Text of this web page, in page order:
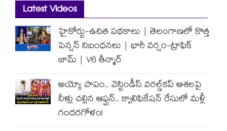
Latest Videos
హైకోర్టు-ఉచిత పథకాలు | తెలంగాణలో కొత్త
పెన్షన్ నిబంధనలు | భారీ వర్షం-ట్రాఫిక్
జామ్ | V6 తీన్మార్
అయ్యో పాపం.. వెస్టిండీస్ వరల్డ్‌కప్ ఆశలపై
నీళ్లు చల్లిన ఆఫ్ఘన్.. క్వాలిఫికేషన్ రేసులో మళ్లీ
గందరగోళం!